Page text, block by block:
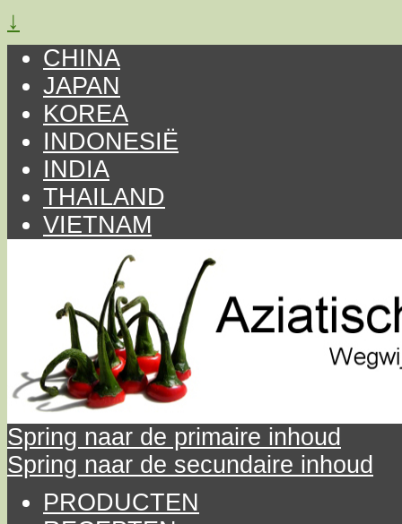
↓
CHINA
JAPAN
KOREA
INDONESIË
INDIA
THAILAND
VIETNAM
Spring naar de primaire inhoud
Spring naar de secundaire inhoud
PRODUCTEN